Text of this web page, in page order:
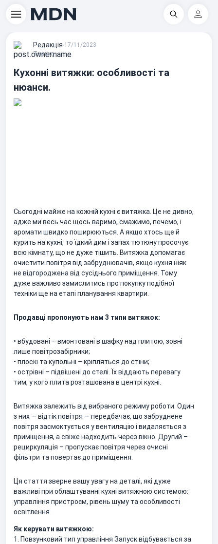
Пошук
Редакцiя∙17/11/2023
Техніка
Кухонні витяжки: особливості та
нюанси.
Сьогодні майже на кожній кухні є витяжка. Це не дивно,
адже ми весь час щось варимо, смажимо, печемо, і
аромати швидко поширюються. А якщо хтось ще й
курить на кухні, то їдкий дим і запах тютюну просочує
всю кімнату, що не дуже тішить. Витяжка допомагає
очистити повітря від забруднювачів, якщо кухня ніяк
не відгороджена від сусіднього приміщення. Тому
дуже важливо замислитись про покупку подібної
техніки ще на етапі планування квартири.
Продавці пропонують нам 3 типи витяжок:
• вбудовані – вмонтовані в шафку над плитою, зовні
лише повітрозабірники;
• плоскі та купольні – кріпляться до стіни;
• острівні – підвішені до стелі. Їх віддають перевагу
тим, у кого плита розташована в центрі кухні.
Витяжка залежить від вибраного режиму роботи. Один
з них — відтік повітря — передбачає, що забруднене
повітря засмоктується у вентиляцію і видаляється з
приміщення, а свіже надходить через вікно. Другий –
рециркуляція – пропускає повітря через очисні
фільтри та повертає до приміщення.
Ця стаття зверне вашу увагу на деталі, які дуже
важливі при облаштуванні кухні витяжною системою:
управління пристроєм, рівень шуму та особливості
освітлення.
Як керувати витяжкою:
1.
Повзунковий тип управління Запуск відбувається за